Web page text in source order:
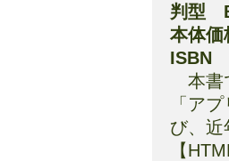
判型
本体価
ISBN
本書
「ア
び、近
【